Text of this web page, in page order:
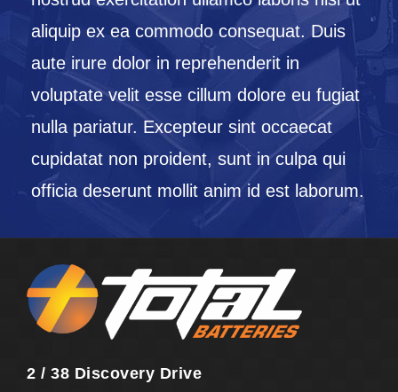
aliquip ex ea commodo consequat. Duis
aute irure dolor in reprehenderit in
voluptate velit esse cillum dolore eu fugiat
nulla pariatur. Excepteur sint occaecat
cupidatat non proident, sunt in culpa qui
officia deserunt mollit anim id est laborum.
2 / 38 Discovery Drive